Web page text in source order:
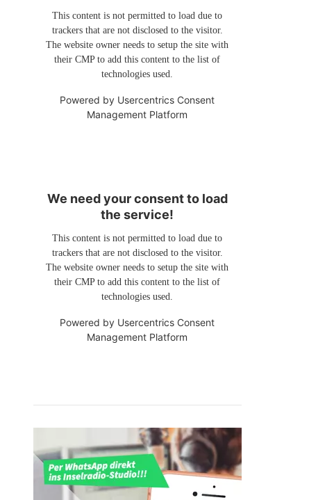
This content is not permitted to load due to
trackers that are not disclosed to the visitor.
The website owner needs to setup the site with
their CMP to add this content to the list of
technologies used.
Powered by Usercentrics Consent
Management Platform
We need your consent to load
the service!
This content is not permitted to load due to
trackers that are not disclosed to the visitor.
The website owner needs to setup the site with
their CMP to add this content to the list of
technologies used.
Powered by Usercentrics Consent
Management Platform